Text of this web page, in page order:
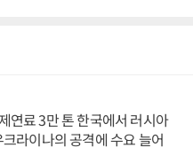
연료 3만 톤 한국에서 러시아
라이나의 공격에 수요 늘어